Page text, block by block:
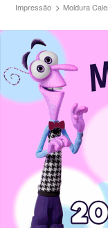
Impressão
Moldura